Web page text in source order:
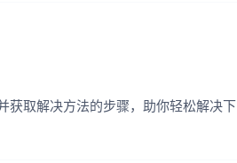
获取解决方法的步骤，助你轻松解决下